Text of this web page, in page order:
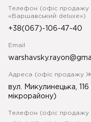
Телефон (офіс продажу
«Варшавський deluxe»)
+38(067)-106-47-40
Email
Адреса (офіс продажу
вул. Микулинецька,
мікрорайону)
Телефон (офіс продажу